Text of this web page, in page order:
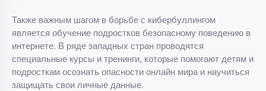
Также важным шагом в борьбе с кибербуллингом
является обучение подростков безопасному поведению в
интернете. В ряде западных стран проводятся
специальные курсы и тренинги, которые помогают детям и
подросткам осознать опасности онлайн мира и научиться
защищать свои личные данные.